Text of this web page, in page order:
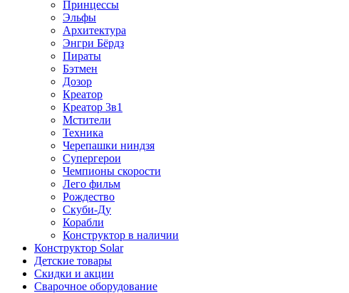
Принцессы
Эльфы
Архитектура
Энгри Бёрдз
Пираты
Бэтмен
Дозор
Креатор
Креатор 3в1
Мстители
Техника
Черепашки ниндзя
Супергерои
Чемпионы скорости
Лего фильм
Рождество
Скуби-Ду
Корабли
Конструктор в наличии
Конструктор Solar
Детские товары
Скидки и акции
Сварочное оборудование